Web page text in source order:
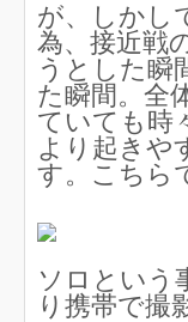
が、しかし
為、接近戦
うとした瞬
た瞬間。全
ていても時
より起きや
す。こちら
ソロという
り携帯で撮